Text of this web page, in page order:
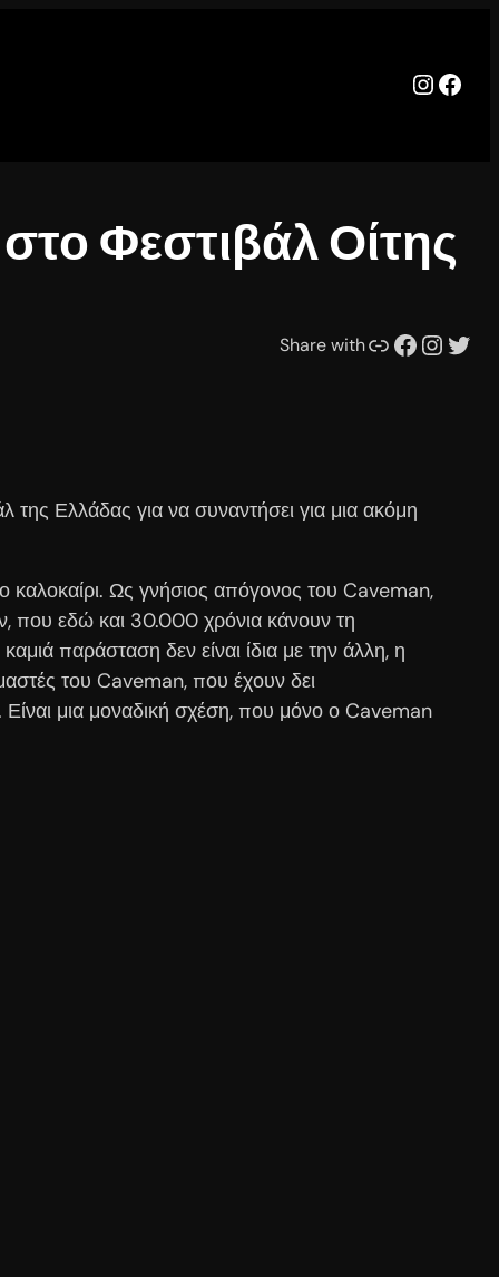
Φεστιβάλ Οίτης
Share withΣυνδέσμου Facebook Instagram Twitter
της Ελλάδας για να συναντήσει για μια ακόμη
καλοκαίρι. Ως γνήσιος απόγονος του Caveman,
που εδώ και 30.000 χρόνια κάνουν τη
παράσταση δεν είναι ίδια με την άλλη, η
του Caveman, που έχουν δει
μια μοναδική σχέση, που μόνο ο Caveman